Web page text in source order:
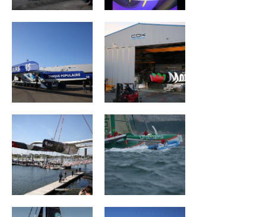
POPULAIRE IX
ACTUAL ULTIM 3 Groupama II
Wind of Trust –
Fondation pour
CHARAL